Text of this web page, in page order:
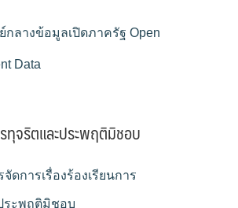
กลางข้อมูลเปิดภาครัฐ Open
Data
ทุจริตและประพฤติมิชอบ
จัดการเรื่องร้องเรียนการ
ระพฤติมิชอบ